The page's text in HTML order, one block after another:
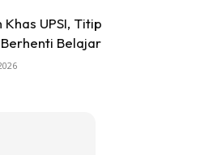
UPSI, Titip
Belajar